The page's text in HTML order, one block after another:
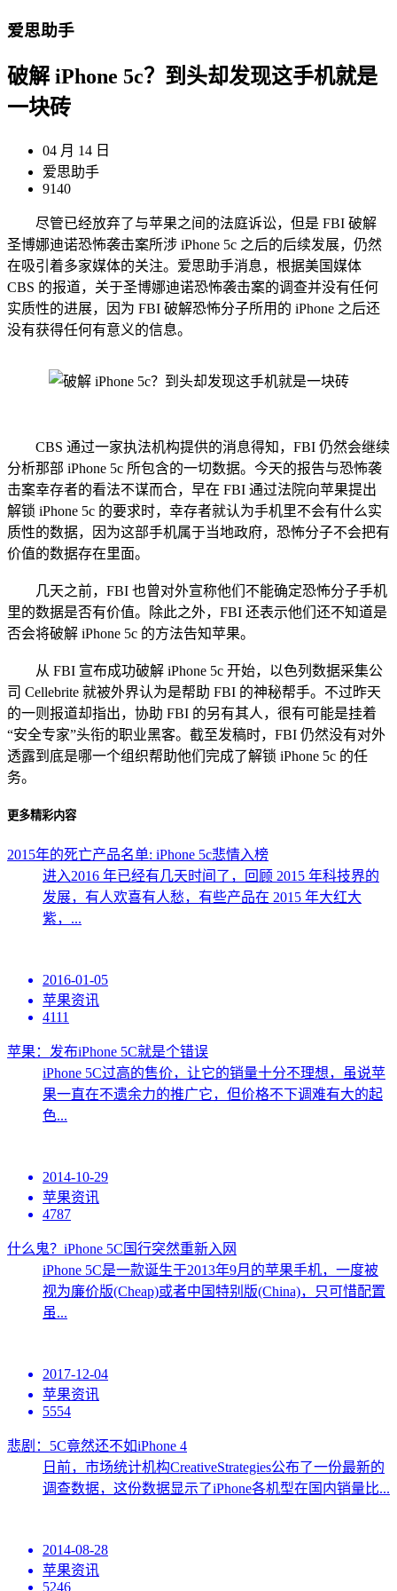
爱思助手
破解 iPhone 5c？到头却发现这手机就是
一块砖
04 月 14 日
爱思助手
9140
尽管已经放弃了与苹果之间的法庭诉讼，但是 FBI 破解
圣博娜迪诺恐怖袭击案所涉 iPhone 5c 之后的后续发展，仍然
在吸引着多家媒体的关注。爱思助手消息，根据美国媒体
CBS 的报道，关于圣博娜迪诺恐怖袭击案的调查并没有任何
实质性的进展，因为 FBI 破解恐怖分子所用的 iPhone 之后还
没有获得任何有意义的信息。
CBS 通过一家执法机构提供的消息得知，FBI 仍然会继续
分析那部 iPhone 5c 所包含的一切数据。今天的报告与恐怖袭
击案幸存者的看法不谋而合，早在 FBI 通过法院向苹果提出
解锁 iPhone 5c 的要求时，幸存者就认为手机里不会有什么实
质性的数据，因为这部手机属于当地政府，恐怖分子不会把有
价值的数据存在里面。
几天之前，FBI 也曾对外宣称他们不能确定恐怖分子手机
里的数据是否有价值。除此之外，FBI 还表示他们还不知道是
否会将破解 iPhone 5c 的方法告知苹果。
从 FBI 宣布成功破解 iPhone 5c 开始，以色列数据采集公
司 Cellebrite 就被外界认为是帮助 FBI 的神秘帮手。不过昨天
的一则报道却指出，协助 FBI 的另有其人，很有可能是挂着
“安全专家”头衔的职业黑客。截至发稿时，FBI 仍然没有对外
透露到底是哪一个组织帮助他们完成了解锁 iPhone 5c 的任
务。
更多精彩内容
2015年的死亡产品名单: iPhone 5c悲情入榜
进入2016 年已经有几天时间了，回顾 2015 年科技界的
发展，有人欢喜有人愁，有些产品在 2015 年大红大
紫，...
2016-01-05
苹果资讯
4111
苹果：发布iPhone 5C就是个错误
iPhone 5C过高的售价，让它的销量十分不理想，虽说苹
果一直在不遗余力的推广它，但价格不下调难有大的起
色...
2014-10-29
苹果资讯
4787
什么鬼？iPhone 5C国行突然重新入网
iPhone 5C是一款诞生于2013年9月的苹果手机，一度被
视为廉价版(Cheap)或者中国特别版(China)，只可惜配置
虽...
2017-12-04
苹果资讯
5554
悲剧：5C竟然还不如iPhone 4
日前，市场统计机构CreativeStrategies公布了一份最新的
调查数据，这份数据显示了iPhone各机型在国内销量比...
2014-08-28
苹果资讯
5246